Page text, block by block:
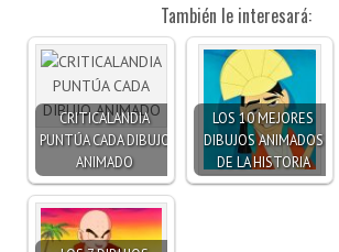
También le interesará:
CRITICALANDIA
PUNTÚA CADA DIBUJO
ANIMADO
LOS 10 MEJORES
DIBUJOS ANIMADOS
DE LA HISTORIA